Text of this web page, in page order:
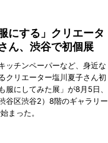
にする」クリエータ
ん、渋谷で初個展
ッチンペーパーなど、身近な
クリエーター塩川夏子さん初
服にしてみた展」が8月5日、
谷区渋谷2）8階のギャラリー
まった。